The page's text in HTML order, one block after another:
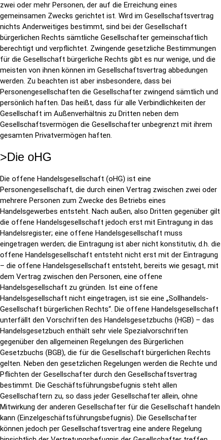
zwei oder mehr Personen, der auf die Erreichung eines
gemeinsamen Zwecks gerichtet ist. Wird im Gesellschaftsvertrag
nichts Anderweitiges bestimmt, sind bei der Gesellschaft
bürgerlichen Rechts sämtliche Gesellschafter gemeinschaftlich
berechtigt und verpflichtet. Zwingende gesetzliche Bestimmungen
für die Gesellschaft bürgerliche Rechts gibt es nur wenige, und die
meisten von ihnen können im Gesellschaftsvertrag abbedungen
werden. Zu beachten ist aber insbesondere, dass bei
Personengesellschaften die Gesellschafter zwingend sämtlich und
persönlich haften. Das heißt, dass für alle Verbindlichkeiten der
Gesellschaft im Außenverhältnis zu Dritten neben dem
Gesellschaftsvermögen die Gesellschafter unbegrenzt mit ihrem
gesamten Privatvermögen haften.
>Die oHG
Die offene Handelsgesellschaft (oHG) ist eine
Personengesellschaft, die durch einen Vertrag zwischen zwei oder
mehrere Personen zum Zwecke des Betriebs eines
Handelsgewerbes entsteht. Nach außen, also Dritten gegenüber gilt
die offene Handelsgesellschaft jedoch erst mit Eintragung in das
Handelsregister; eine offene Handelsgesellschaft muss
eingetragen werden; die Eintragung ist aber nicht konstitutiv, d.h. die
offene Handelsgesellschaft entsteht nicht erst mit der Eintragung
– die offene Handelsgesellschaft entsteht, bereits wie gesagt, mit
dem Vertrag zwischen den Personen, eine offene
Handelsgesellschaft zu gründen. Ist eine offene
Handelsgesellschaft nicht eingetragen, ist sie eine „Sollhandels-
Gesellschaft bürgerlichen Rechts“. Die offene Handelsgesellschaft
unterfällt den Vorschriften des Handelsgesetzbuchs (HGB) – das
Handelsgesetzbuch enthält sehr viele Spezialvorschriften
gegenüber den allgemeinen Regelungen des Bürgerlichen
Gesetzbuchs (BGB), die für die Gesellschaft bürgerlichen Rechts
gelten. Neben den gesetzlichen Regelungen werden die Rechte und
Pflichten der Gesellschafter durch den Gesellschaftsvertrag
bestimmt. Die Geschäftsführungsbefugnis steht allen
Gesellschaftern zu, so dass jeder Gesellschafter allein, ohne
Mitwirkung der anderen Gesellschafter für die Gesellschaft handeln
kann (Einzelgeschäftsführungsbefugnis). Die Gesellschafter
können jedoch per Gesellschaftsvertrag eine andere Regelung